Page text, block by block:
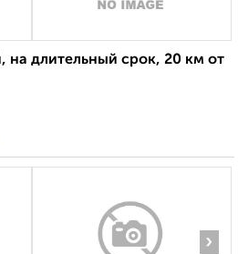
на длительный срок, 20 км от
›